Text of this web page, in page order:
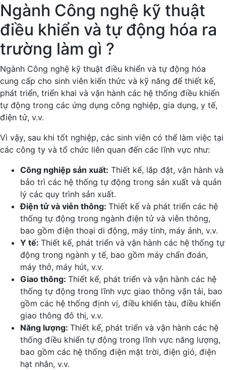
Ngành Công nghệ kỹ thuật
điều khiển và tự động hóa ra
trường làm gì ?
Ngành Công nghệ kỹ thuật điều khiển và tự động hóa
cung cấp cho sinh viên kiến thức và kỹ năng để thiết kế,
phát triển, triển khai và vận hành các hệ thống điều khiển
tự động trong các ứng dụng công nghiệp, gia dụng, y tế,
điện tử, v.v.
Vì vậy, sau khi tốt nghiệp, các sinh viên có thể làm việc tại
các công ty và tổ chức liên quan đến các lĩnh vực như:
Công nghiệp sản xuất: Thiết kế, lắp đặt, vận hành và
bảo trì các hệ thống tự động trong sản xuất và quản
lý các quy trình sản xuất.
Điện tử và viễn thông: Thiết kế và phát triển các hệ
thống tự động trong ngành điện tử và viễn thông,
bao gồm điện thoại di động, máy tính, máy ảnh, v.v.
Y tế: Thiết kế, phát triển và vận hành các hệ thống tự
động trong ngành y tế, bao gồm máy chẩn đoán,
máy thở, máy hút, v.v.
Giao thông: Thiết kế, phát triển và vận hành các hệ
thống tự động trong lĩnh vực giao thông vận tải, bao
gồm các hệ thống định vị, điều khiển tàu, điều khiển
giao thông đô thị, v.v.
Năng lượng: Thiết kế, phát triển và vận hành các hệ
thống điều khiển tự động trong lĩnh vực năng lượng,
bao gồm các hệ thống điện mặt trời, điện gió, điện
hạt nhân, v.v.